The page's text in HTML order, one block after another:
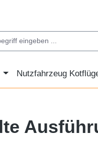
Nutzfahrzeug